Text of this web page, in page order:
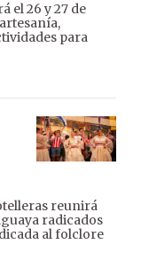
el 26 y 27 de
para
reunirá
radicados
al folclore